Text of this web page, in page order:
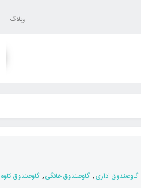
وبلاگ
گاوصندوق اداری, گاوصندوق خانگی, گاوصندوق کاوه